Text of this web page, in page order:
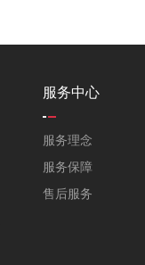
服务中心
服务理念
服务保障
售后服务